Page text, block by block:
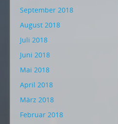
September 2018
August 2018
Juli 2018
Juni 2018
Mai 2018
April 2018
März 2018
Februar 2018